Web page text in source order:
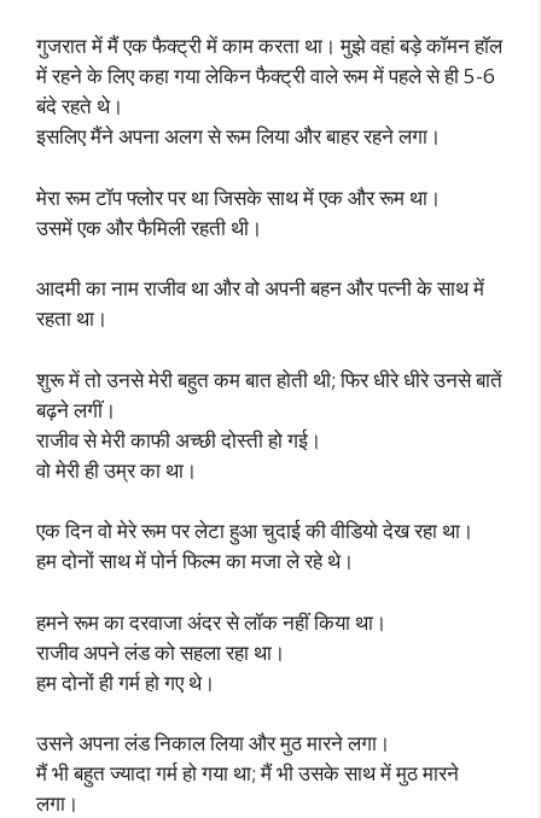
गुजरात में मैं एक फैक्ट्री में काम करता था। मुझे वहां बड़े कॉमन हॉल
में रहने के लिए कहा गया लेकिन फैक्ट्री वाले रूम में पहले से ही 5-6
बंदे रहते थे।
इसलिए मैंने अपना अलग से रूम लिया और बाहर रहने लगा।
मेरा रूम टॉप फ्लोर पर था जिसके साथ में एक और रूम था।
उसमें एक और फैमिली रहती थी।
आदमी का नाम राजीव था और वो अपनी बहन और पत्नी के साथ में
रहता था।
शुरू में तो उनसे मेरी बहुत कम बात होती थी; फिर धीरे धीरे उनसे बातें
बढ़ने लगीं।
राजीव से मेरी काफी अच्छी दोस्ती हो गई।
वो मेरी ही उम्र का था।
एक दिन वो मेरे रूम पर लेटा हुआ चुदाई की वीडियो देख रहा था।
हम दोनों साथ में पोर्न फिल्म का मजा ले रहे थे।
हमने रूम का दरवाजा अंदर से लॉक नहीं किया था।
राजीव अपने लंड को सहला रहा था।
हम दोनों ही गर्म हो गए थे।
उसने अपना लंड निकाल लिया और मुठ मारने लगा।
मैं भी बहुत ज्यादा गर्म हो गया था; मैं भी उसके साथ में मुठ मारने
लगा।